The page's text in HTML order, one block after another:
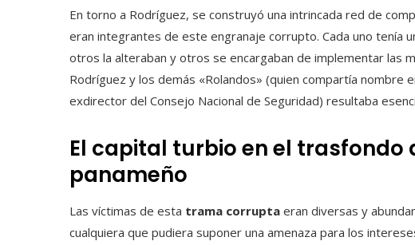
En torno a Rodríguez, se construyó una intrincada red de
eran integrantes de este engranaje corrupto. Cada uno tenía
otros la alteraban y otros se encargaban de implementar las
Rodríguez y los demás «Rolandos» (quien compartía nombre
exdirector del Consejo Nacional de Seguridad) resultaba
El capital turbio en el trasfondo
panameño
Las víctimas de esta trama corrupta eran diversas y
cualquiera que pudiera suponer una amenaza para los